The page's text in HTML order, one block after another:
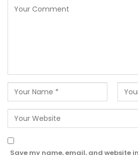
Save my name, email, and website